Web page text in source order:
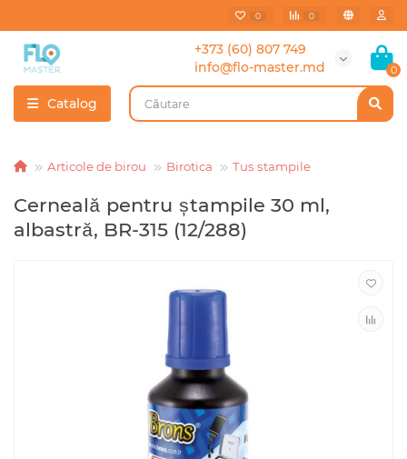
0 0
+373 (60) 807 749
info@flo-master.md
0
Catalog
Articole de birou Birotica Tus stampile
Cerneală pentru ștampile 30 ml,
albastră, BR-315 (12/288)